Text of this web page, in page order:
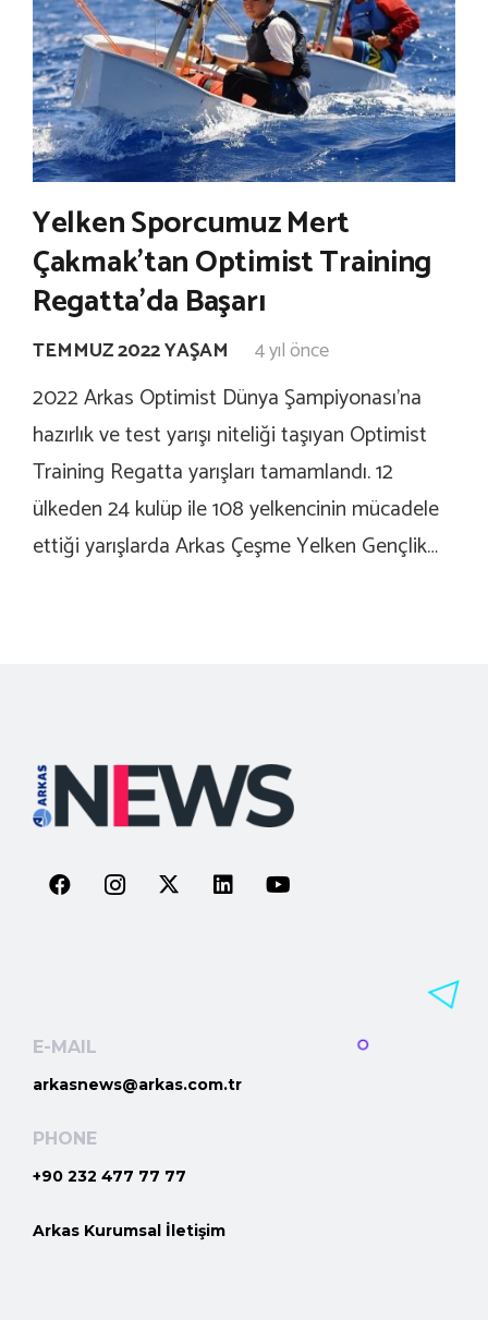
Yelken Sporcumuz Mert
Çakmak’tan Optimist Training
Regatta’da Başarı
TEMMUZ 2022 YAŞAM 4 yıl önce
2022 Arkas Optimist Dünya Şampiyonası’na
hazırlık ve test yarışı niteliği taşıyan Optimist
Training Regatta yarışları tamamlandı. 12
ülkeden 24 kulüp ile 108 yelkencinin mücadele
ettiği yarışlarda Arkas Çeşme Yelken Gençlik…
E-MAIL
arkasnews@arkas.com.tr
PHONE
+90 232 477 77 77
Arkas Kurumsal İletişim